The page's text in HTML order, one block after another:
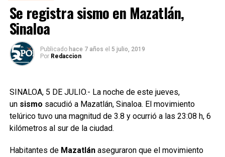
Se registra sismo en Mazatlán,
Sinaloa
Publicado hace 7 años el 5 julio, 2019
Por Redaccion
SINALOA, 5 DE JULIO.- La noche de este jueves,
un sismo sacudió a Mazatlán, Sinaloa. El movimiento
telúrico tuvo una magnitud de 3.8 y ocurrió a las 23:08 h, 6
kilómetros al sur de la ciudad.
Habitantes de Mazatlánaseguraron que el movimiento